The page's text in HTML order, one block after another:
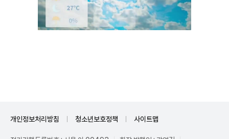
개인정보처리방침 청소년보호정책 사이트맵